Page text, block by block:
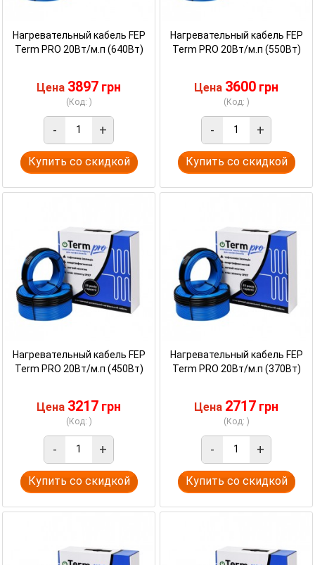
Нагревательный кабель FEP
Term PRO 20Вт/м.п (640Вт)
Цена 3897 грн
(Код: )
- +
Купить со скидкой
Нагревательный кабель FEP
Term PRO 20Вт/м.п (550Вт)
Цена 3600 грн
(Код: )
- +
Купить со скидкой
Нагревательный кабель FEP
Term PRO 20Вт/м.п (450Вт)
Цена 3217 грн
(Код: )
- +
Купить со скидкой
Нагревательный кабель FEP
Term PRO 20Вт/м.п (370Вт)
Цена 2717 грн
(Код: )
- +
Купить со скидкой